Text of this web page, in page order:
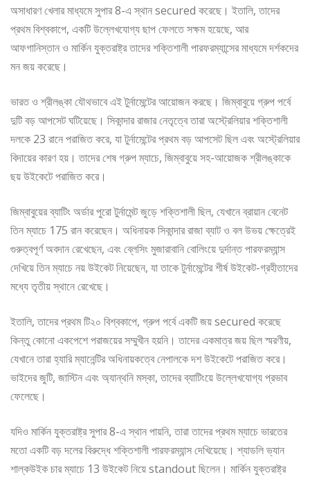
অসাধারণ খেলার মাধ্যমে সুপার 8-এ স্থান secured করেছে। ইতালি, তাদের
প্রথম বিশ্বকাপে, একটি উল্লেখযোগ্য ছাপ ফেলতে সক্ষম হয়েছে, আর
আফগানিস্তান ও মার্কিন যুক্তরাষ্ট্র তাদের শক্তিশালী পারফরম্যান্সের মাধ্যমে দর্শকদের
মন জয় করেছে।
ভারত ও শ্রীলঙ্কা যৌথভাবে এই টুর্নামেন্টের আয়োজন করছে। জিম্বাবুয়ে গ্রুপ পর্বে
দুটি বড় আপসেট ঘটিয়েছে। সিকান্দার রাজার নেতৃত্বে তারা অস্ট্রেলিয়ার শক্তিশালী
দলকে 23 রানে পরাজিত করে, যা টুর্নামেন্টের প্রথম বড় আপসেট ছিল এবং অস্ট্রেলিয়ার
বিদায়ের কারণ হয়। তাদের শেষ গ্রুপ ম্যাচে, জিম্বাবুয়ে সহ-আয়োজক শ্রীলঙ্কাকে
ছয় উইকেটে পরাজিত করে।
জিম্বাবুয়ের ব্যাটিং অর্ডার পুরো টুর্নামেন্ট জুড়ে শক্তিশালী ছিল, যেখানে ব্রায়ান বেনেট
তিন ম্যাচে 175 রান করেছেন। অধিনায়ক সিকান্দার রাজা ব্যাট ও বল উভয় ক্ষেত্রেই
গুরুত্বপূর্ণ অবদান রেখেছেন, এবং ব্লেসিং মুজারাবানি বোলিংয়ে দুর্দান্ত পারফরম্যান্স
দেখিয়ে তিন ম্যাচে নয় উইকেট নিয়েছেন, যা তাকে টুর্নামেন্টের শীর্ষ উইকেট-গ্রহীতাদের
মধ্যে তৃতীয় স্থানে রেখেছে।
ইতালি, তাদের প্রথম টি২০ বিশ্বকাপে, গ্রুপ পর্বে একটি জয় secured করেছে
কিন্তু কোনো একপেশে পরাজয়ের সম্মুখীন হয়নি। তাদের একমাত্র জয় ছিল স্মরণীয়,
যেখানে তারা হ্যারি ম্যানেন্টির অধিনায়কত্বে নেপালকে দশ উইকেটে পরাজিত করে।
ভাইদের জুটি, জাস্টিন এবং অ্যান্থনি মস্কা, তাদের ব্যাটিংয়ে উল্লেখযোগ্য প্রভাব
ফেলেছে।
যদিও মার্কিন যুক্তরাষ্ট্র সুপার 8-এ স্থান পায়নি, তারা তাদের প্রথম ম্যাচে ভারতের
মতো একটি বড় দলের বিরুদ্ধে শক্তিশালী পারফরম্যান্স দেখিয়েছে। শ্যাডলি ভ্যান
শাল্কউইক চার ম্যাচে 13 উইকেট নিয়ে standout ছিলেন। মার্কিন যুক্তরাষ্ট্র